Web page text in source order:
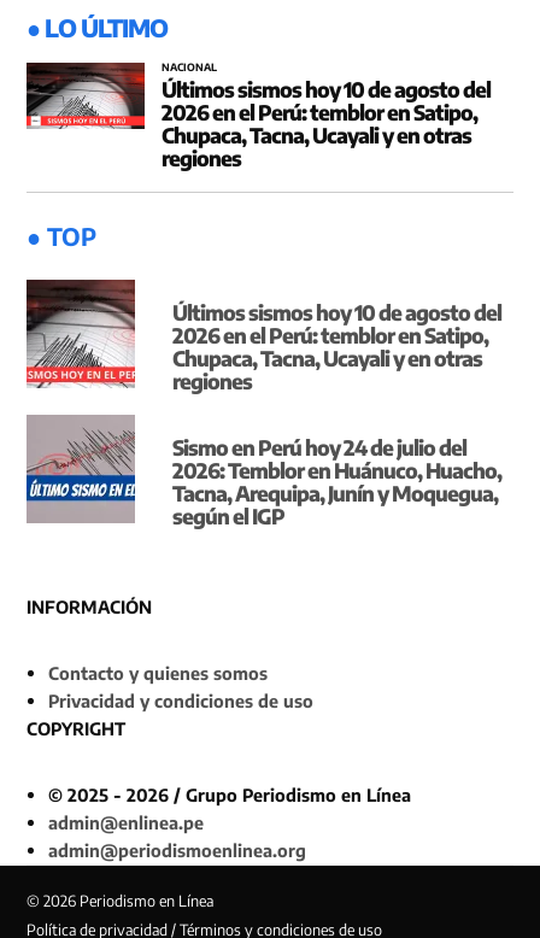
● LO ÚLTIMO
NACIONAL
Últimos sismos hoy 10 de agosto del
2026 en el Perú: temblor en Satipo,
Chupaca, Tacna, Ucayali y en otras
regiones
● TOP
Últimos sismos hoy 10 de agosto del
2026 en el Perú: temblor en Satipo,
Chupaca, Tacna, Ucayali y en otras
regiones
Sismo en Perú hoy 24 de julio del
2026: Temblor en Huánuco, Huacho,
Tacna, Arequipa, Junín y Moquegua,
según el IGP
INFORMACIÓN
Contacto y quienes somos
Privacidad y condiciones de uso
COPYRIGHT
© 2025 - 2026 / Grupo Periodismo en Línea
admin@enlinea.pe
admin@periodismoenlinea.org
© 2026 Periodismo en Línea
Política de privacidad / Términos y condiciones de uso